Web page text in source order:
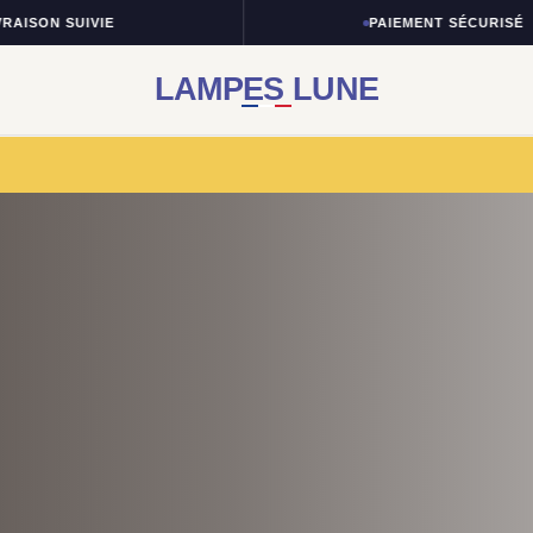
PAIEMENT SÉCURISÉ
LAMPES LUNE